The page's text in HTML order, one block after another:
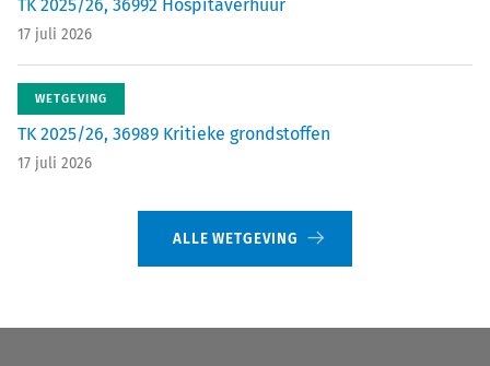
TK 2025/26, 36992 Hospitaverhuur
17 juli 2026
WETGEVING
TK 2025/26, 36989 Kritieke grondstoffen
17 juli 2026
ALLE WETGEVING